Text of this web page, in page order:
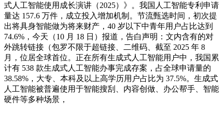
式人工智能使用成长演讲（2025）》。我国人工智能专利申请
量达 157.6 万件，成立投入增加机制。节流甄选时间，初次提
出将具身智能做为将来财产，40 岁以下中青年用户占比达到
74.6%，今天（10 月 18 日）报道，告白声明：文内含有的对
外跳转链接（包罗不限于超链接、二维码、截至 2025 年 8
月，位居全球首位。正在所有生成式人工智能用户中，我国累
计有 538 款生成式人工智能办事完成存案，占全球申请量的
38.58%，大专、本科及以上高学历用户占比为 37.5%。生成式
人工智能被普遍使用于智能搜刮、内容创做、办公帮手、智能
硬件等多种场景，